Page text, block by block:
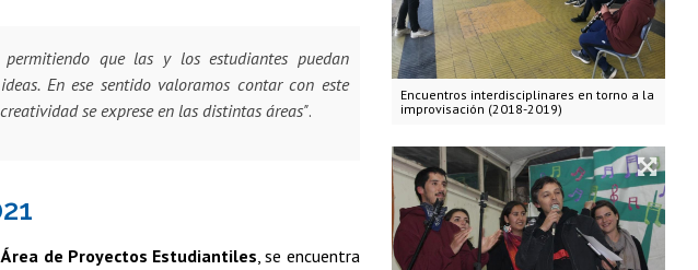
Encuentros interdisciplinares en torno a la
improvisación (2018-2019)
que las y los estudiantes puedan
En ese sentido valoramos contar con este
se exprese en las distintas áreas".
Área de Proyectos Estudiantiles, se encuentra